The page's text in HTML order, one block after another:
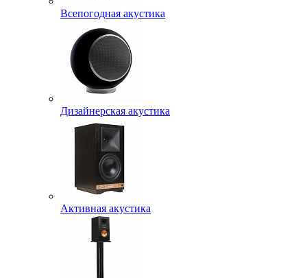
Всепогодная акустика
Дизайнерская акустика
Активная акустика